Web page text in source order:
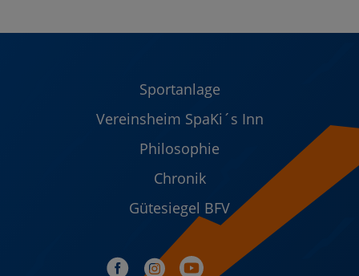
Sportanlage
Vereinsheim SpaKi´s Inn
Philosophie
Chronik
Gütesiegel BFV